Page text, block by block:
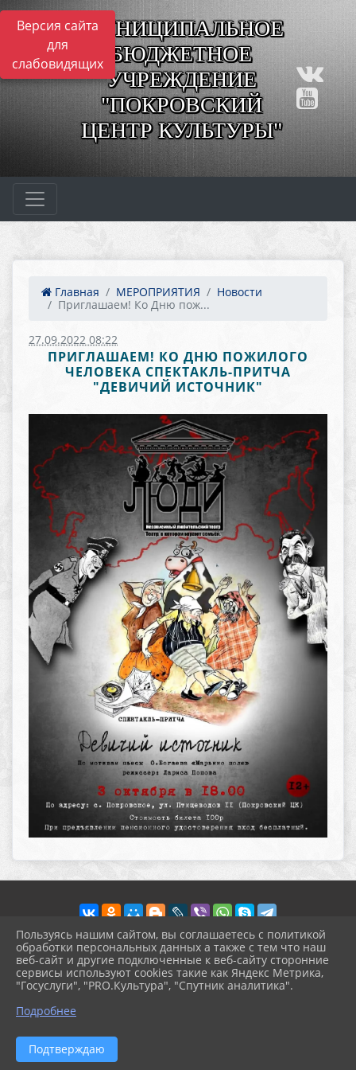
Версия сайта
для
слабовидящих
МУНИЦИПАЛЬНОЕ
БЮДЖЕТНОЕ
УЧРЕЖДЕНИЕ
"ПОКРОВСКИЙ
ЦЕНТР КУЛЬТУРЫ"
Главная МЕРОПРИЯТИЯ
Новости
Приглашаем! Ко Дню пож...
27.09.2022 08:22
ПРИГЛАШАЕМ! КО ДНЮ ПОЖИЛОГО
ЧЕЛОВЕКА СПЕКТАКЛЬ-ПРИТЧА
"ДЕВИЧИЙ ИСТОЧНИК"
2026 г. pokrov-ck.ru
Вход
Карта сайта
Политика обработки персональных данных
Сделано на KubCMS
Разработка и поддержка
Пользуясь нашим сайтом, вы соглашаетесь с политикой
обработки персональных данных а также с тем что наш
веб-сайт и другие подключенные к веб-сайту сторонние
сервисы используют cookies такие как Яндекс Метрика,
"Госуслуги", "PRO.Культура", "Спутник аналитика".
Подробнее
Подтверждаю